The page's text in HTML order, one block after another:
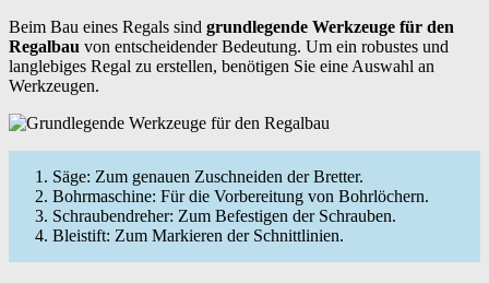
Beim Bau eines Regals sind grundlegende Werkzeuge für den
Regalbau von entscheidender Bedeutung. Um ein robustes und
langlebiges Regal zu erstellen, benötigen Sie eine Auswahl an
Werkzeugen.
Säge: Zum genauen Zuschneiden der Bretter.
Bohrmaschine: Für die Vorbereitung von Bohrlöchern.
Schraubendreher: Zum Befestigen der Schrauben.
Bleistift: Zum Markieren der Schnittlinien.